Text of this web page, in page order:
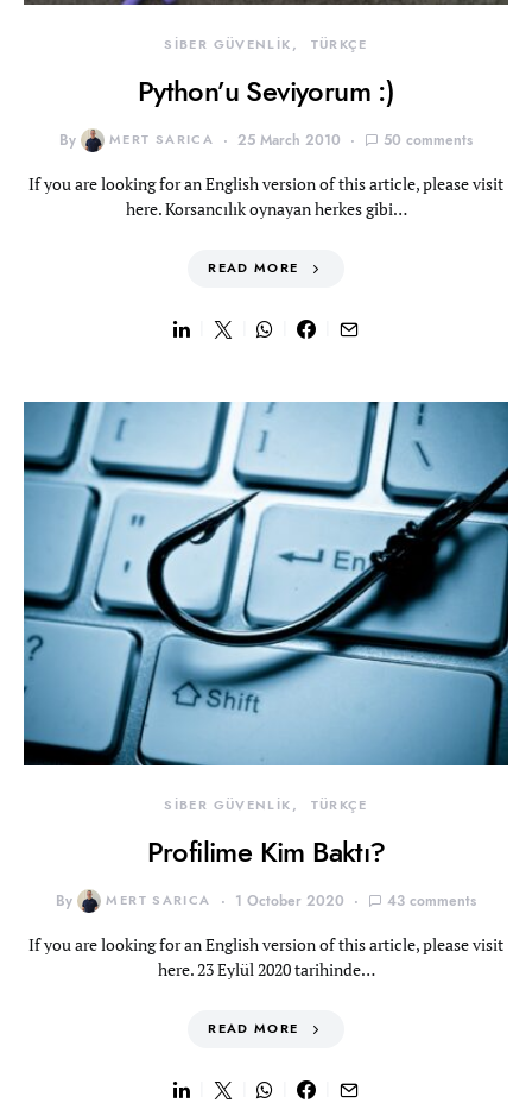
SİBER GÜVENLİK TÜRKÇE
Python’u Seviyorum :)
By MERT SARICA 25 March 2010 50 comments
If you are looking for an English version of this article, please visit
here. Korsancılık oynayan herkes gibi…
READ MORE
SİBER GÜVENLİK TÜRKÇE
Profilime Kim Baktı?
By MERT SARICA 1 October 2020 43 comments
If you are looking for an English version of this article, please visit
here. 23 Eylül 2020 tarihinde…
READ MORE